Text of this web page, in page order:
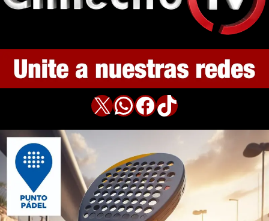
X WhatsApp Facebook TikTok